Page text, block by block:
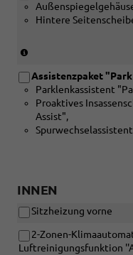
Hintere
Verbindung
mit
einer
Farbe
mit
Assistenzpaket
Parklenkassistent
Proaktives
Assist",
INNEN
Sitzheizung vorne
2-Zonen-
Luftreinigungsfunktion